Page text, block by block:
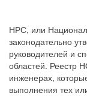
НРС, или
законодательно
руководителей и
областей. Реестр
инженерах,
выполнения тех